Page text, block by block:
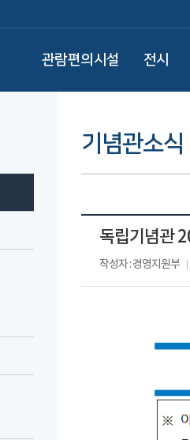
관람편의시설 전시
기념관소식
독립기념관
작성자 : 경영지원부